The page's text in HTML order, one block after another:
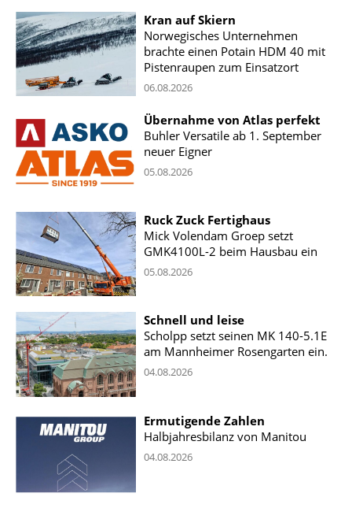
Kran auf Skiern
Norwegisches Unternehmen
brachte einen Potain HDM 40 mit
Pistenraupen zum Einsatzort
06.08.2026
Übernahme von Atlas perfekt
Buhler Versatile ab 1. September
neuer Eigner
05.08.2026
Ruck Zuck Fertighaus
Mick Volendam Groep setzt
GMK4100L-2 beim Hausbau ein
05.08.2026
Schnell und leise
Scholpp setzt seinen MK 140-5.1E
am Mannheimer Rosengarten ein.
04.08.2026
Ermutigende Zahlen
Halbjahresbilanz von Manitou
04.08.2026